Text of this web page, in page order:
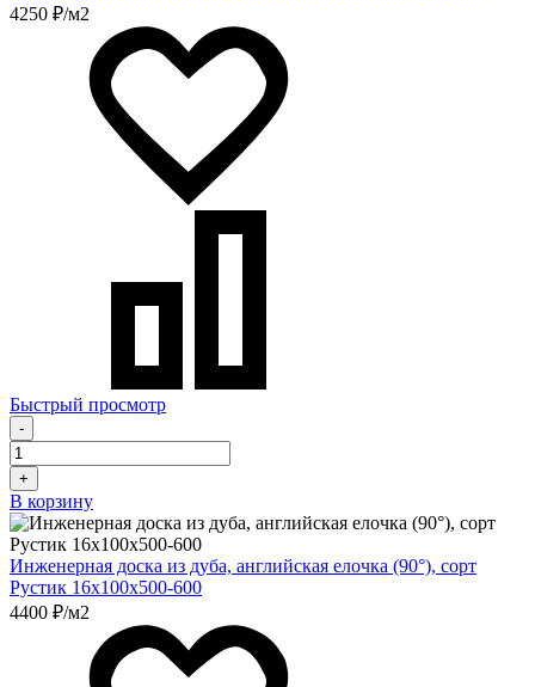
4250 ₽/м2
Быстрый просмотр
-
+
В корзину
Инженерная доска из дуба, английская елочка (90°), сорт
Рустик 16х100х500-600
4400 ₽/м2